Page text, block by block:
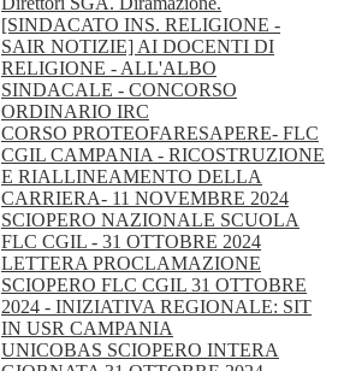
[SINDACATO INS. RELIGIONE -
SAIR NOTIZIE] AI DOCENTI DI
RELIGIONE - ALL'ALBO
SINDACALE - CONCORSO
ORDINARIO IRC
CORSO PROTEOFARESAPERE- FLC
CGIL CAMPANIA - RICOSTRUZIONE
E RIALLINEAMENTO DELLA
CARRIERA- 11 NOVEMBRE 2024
SCIOPERO NAZIONALE SCUOLA
FLC CGIL - 31 OTTOBRE 2024
LETTERA PROCLAMAZIONE
SCIOPERO FLC CGIL 31 OTTOBRE
2024 - INIZIATIVA REGIONALE: SIT
IN USR CAMPANIA
UNICOBAS SCIOPERO INTERA